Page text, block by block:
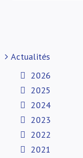
Actualités
2026
2025
2024
2023
2022
2021